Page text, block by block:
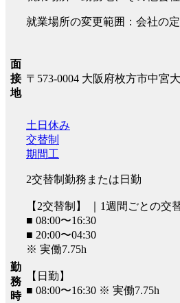
就業場所の変更範囲：会社の
面
接
地
〒573-0004 大阪府枚方市中宮
勤
務
時
土日休み
交替制
期間工
2交替制勤務または日勤
【2交替制】 ｜1週間ごとの交
■ 08:00〜16:30
■ 20:00〜04:30
※ 実働7.75h
【日勤】
■ 08:00〜16:30 ※ 実働7.75h